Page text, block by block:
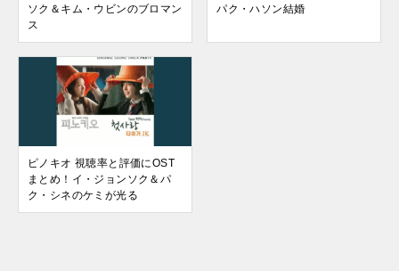
ソク＆キム・ウビンのブロマン
ス
パク・ハソン結婚
ピノキオ 視聴率と評価にOST
まとめ！イ・ジョンソク＆パ
ク・シネのケミが光る